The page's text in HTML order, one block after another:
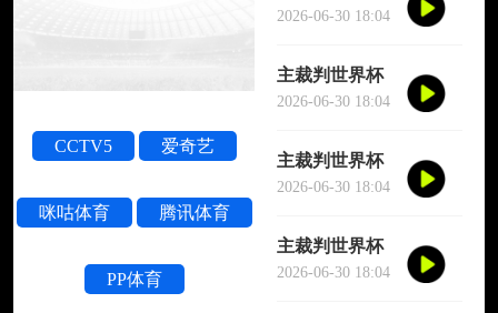
CCTV5 爱奇艺
咪咕体育 腾讯体育
PP体育
柱三次救险
2026-06-30 18:04
主裁判世界杯
被撞晕短暂失
2026-06-30 18:04
主裁判世界杯
被撞晕短暂失
2026-06-30 18:04
主裁判世界杯
被撞晕短暂失
2026-06-30 18:04